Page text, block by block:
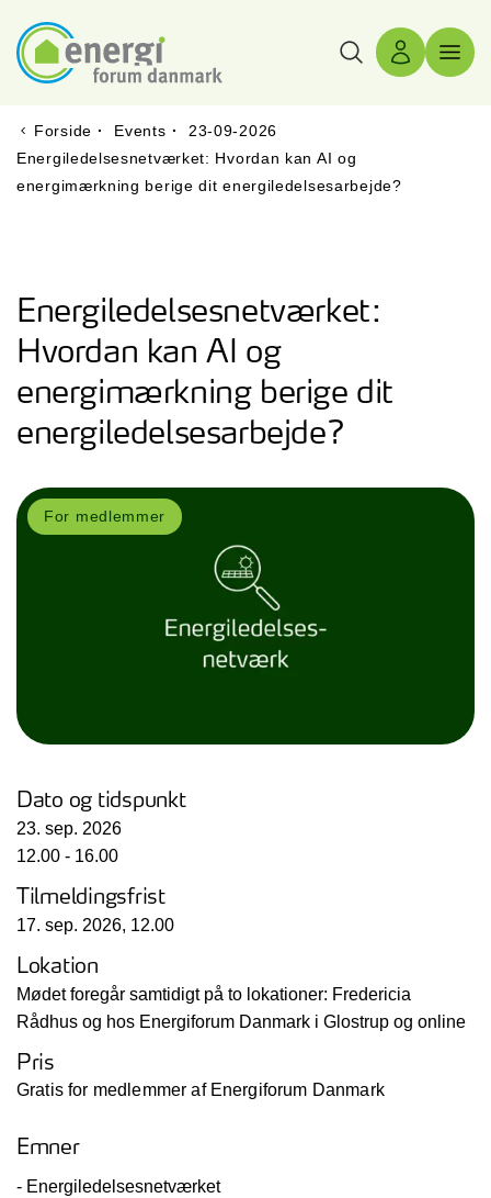
Søg Log ind
Forside · Events ·
23-09-2026
Energiledelsesnetværket: Hvordan kan AI og
energimærkning berige dit energiledelsesarbejde?
Energiledelsesnetværket:
Hvordan kan AI og
energimærkning berige dit
energiledelsesarbejde?
For medlemmer
Dato og tidspunkt
23. sep. 2026
12.00 - 16.00
Tilmeldingsfrist
17. sep. 2026, 12.00
Lokation
Mødet foregår samtidigt på to lokationer: Fredericia
Rådhus og hos Energiforum Danmark i Glostrup og online
Pris
Gratis for medlemmer af Energiforum Danmark
Emner
- Energiledelsesnetværket